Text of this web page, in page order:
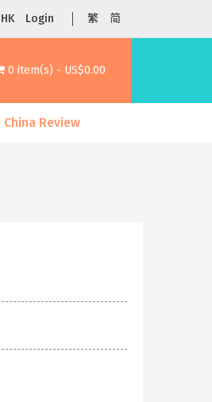
Login 繁 简
0 item(s) - US$0.00
China Review